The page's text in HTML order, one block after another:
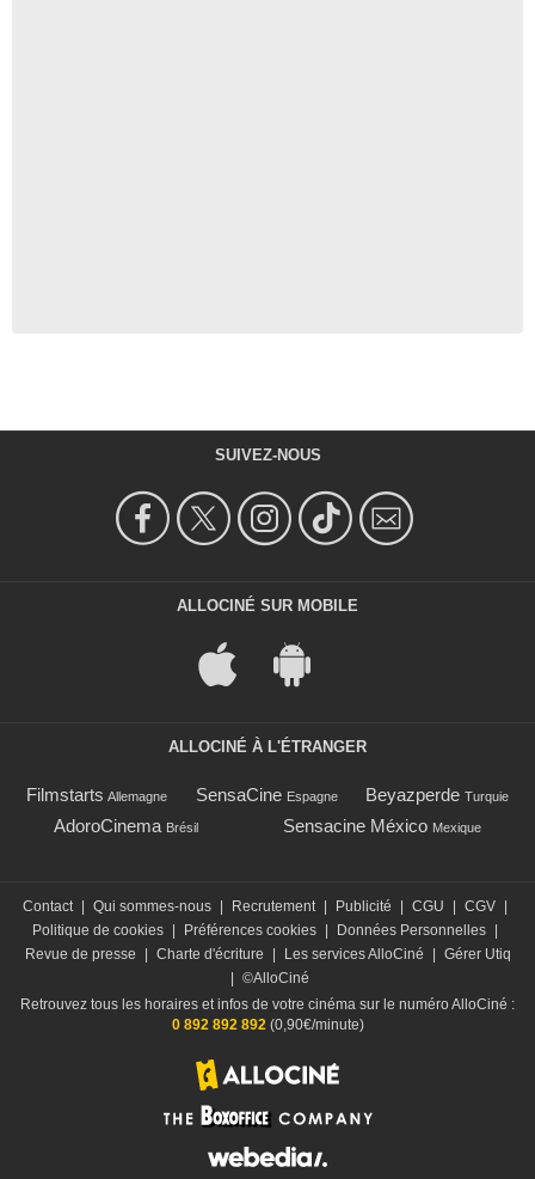
SUIVEZ-NOUS
ALLOCINÉ SUR MOBILE
ALLOCINÉ À L'ÉTRANGER
Filmstarts Allemagne SensaCine Espagne Beyazperde Turquie
AdoroCinema Brésil Sensacine México Mexique
Contact Qui sommes-nous Recrutement Publicité CGU CGV
Politique de cookies
Préférences cookies Données Personnelles
Revue de presse
Charte d'écriture Les services AlloCiné
Gérer Utiq
©AlloCiné
Retrouvez tous les horaires et infos de votre cinéma sur le numéro AlloCiné :
0 892 892 892(0,90€/minute)